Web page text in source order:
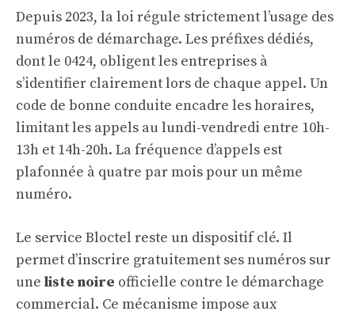
Depuis 2023, la loi régule strictement l’usage des
numéros de démarchage. Les préfixes dédiés,
dont le 0424, obligent les entreprises à
s’identifier clairement lors de chaque appel. Un
code de bonne conduite encadre les horaires,
limitant les appels au lundi-vendredi entre 10h-
13h et 14h-20h. La fréquence d’appels est
plafonnée à quatre par mois pour un même
numéro.
Le service Bloctel reste un dispositif clé. Il
permet d’inscrire gratuitement ses numéros sur
une liste noire officielle contre le démarchage
commercial. Ce mécanisme impose aux